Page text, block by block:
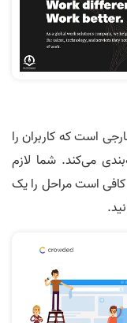
است که کاربران را
می‌کند. شما لازم
است مراحل را یک